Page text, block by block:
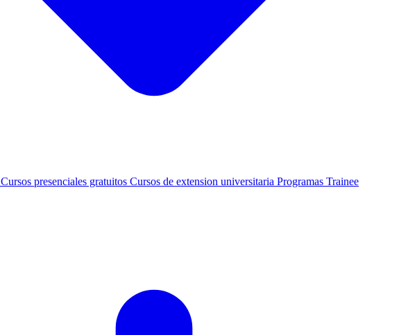
Cursos presenciales gratuitos Cursos de extension universitaria Programas Trainee